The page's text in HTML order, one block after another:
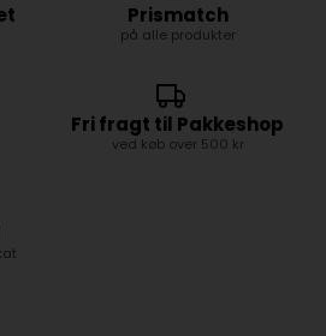
Prismatch
på alle produkter
Fri fragt til Pakkeshop
ved køb over 500 kr